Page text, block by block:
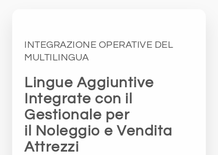
INTEGRAZIONE OPERATIVE DEL
MULTILINGUA
Lingue Aggiuntive
Integrate con il
Gestionale per
il Noleggio e Vendita
Attrezzi